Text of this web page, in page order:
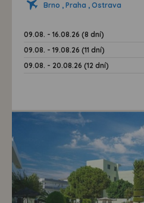
Brno , Praha , Ostrava
09.08. - 16.08.26 (8 dní)
09.08. - 19.08.26 (11 dní)
09.08. - 20.08.26 (12 dní)